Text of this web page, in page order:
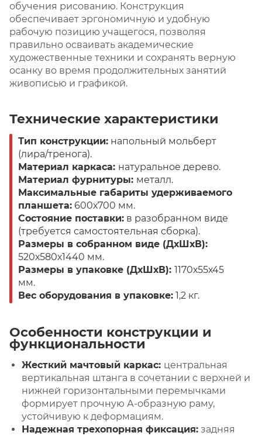
обучения рисованию. Конструкция
обеспечивает эргономичную и удобную
рабочую позицию учащегося, позволяя
правильно осваивать академические
художественные техники и сохранять верную
осанку во время продолжительных занятий
живописью и графикой.
Технические характеристики
Тип конструкции: напольный мольберт
(лира/тренога).
Материал каркаса: натуральное дерево.
Материал фурнитуры: металл.
Максимальные габариты удерживаемого
планшета: 600х700 мм.
Состояние поставки: в разобранном виде
(требуется самостоятельная сборка).
Размеры в собранном виде (ДхШхВ):
520х580х1440 мм.
Размеры в упаковке (ДхШхВ): 1170х55х45
мм.
Вес оборудования в упаковке: 1,2 кг.
Особенности конструкции и
функциональности
Жесткий мачтовый каркас: центральная
вертикальная штанга в сочетании с верхней и
нижней горизонтальными перемычками
формирует прочную А-образную раму,
устойчивую к деформациям.
Надежная трехопорная фиксация: задняя